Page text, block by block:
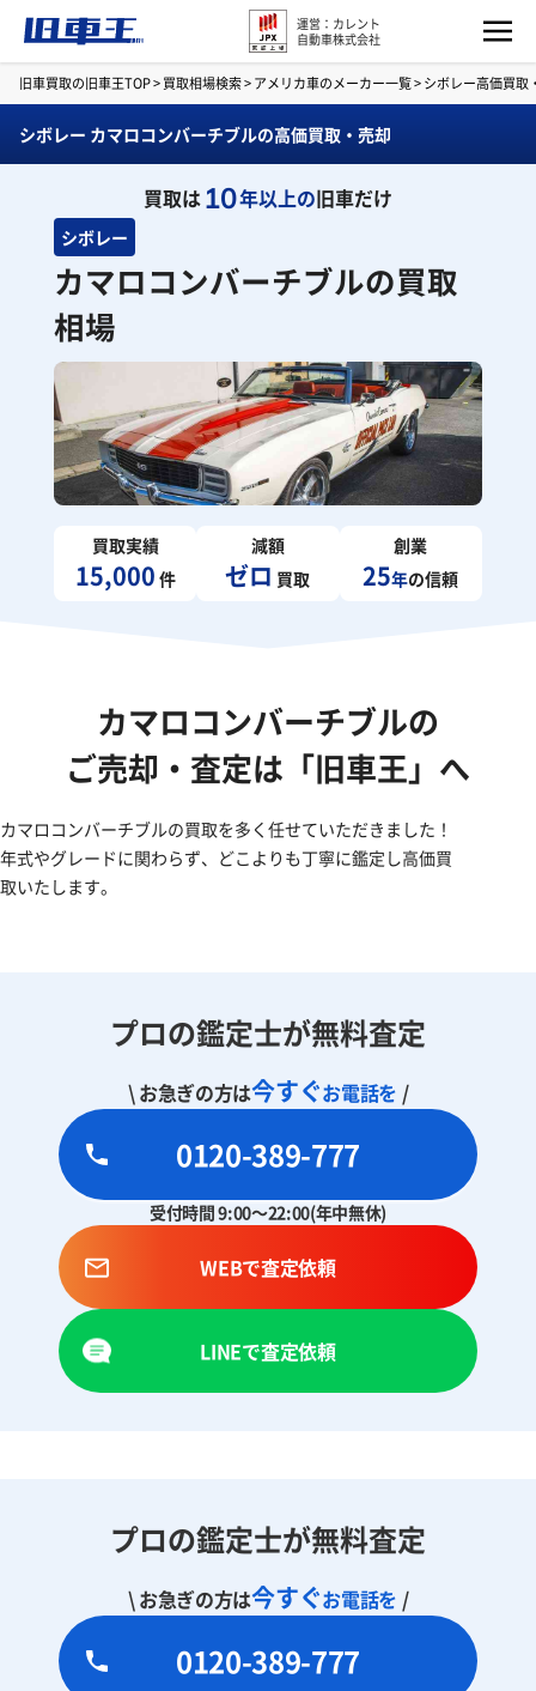
運営：カレント
自動車株式会社
旧車買取の旧車王TOP>買取相場検索>アメリカ車のメーカー一覧>シボレー高価買取
シボレー カマロコンバーチブルの高価買取・売却
買取は10年以上の旧車だけ
シボレー
カマロコンバーチブルの買取
相場
買取実績
15,000 件
減額
ゼロ 買取
創業
25年の信頼
カマロコンバーチブルの
ご売却・査定は「旧車王」へ
カマロコンバーチブルの買取を多く任せていただきました！
年式やグレードに関わらず、どこよりも丁寧に鑑定し高価買
取いたします。
プロの鑑定士が無料査定
\ お急ぎの方は今すぐお電話を /
0120-389-777
受付時間 9:00～22:00(年中無休)
WEBで査定依頼
LINEで査定依頼
プロの鑑定士が無料査定
\ お急ぎの方は今すぐお電話を /
0120-389-777